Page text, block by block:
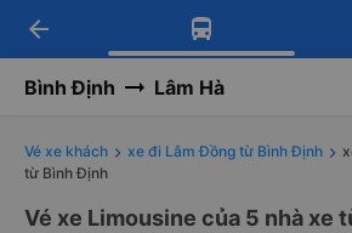
Tải app Vexere ngay!
Nhận ưu đãi thành viên độc
Tải app Vexere
-30k/ghế khi đặt vé máy
arrow_back
Bình Định Lâm Hà
Vé xe khách xe đi Lâm Đồng từ Bình Định
từ Bình Định
Vé xe Limousine của 5 nhà xe